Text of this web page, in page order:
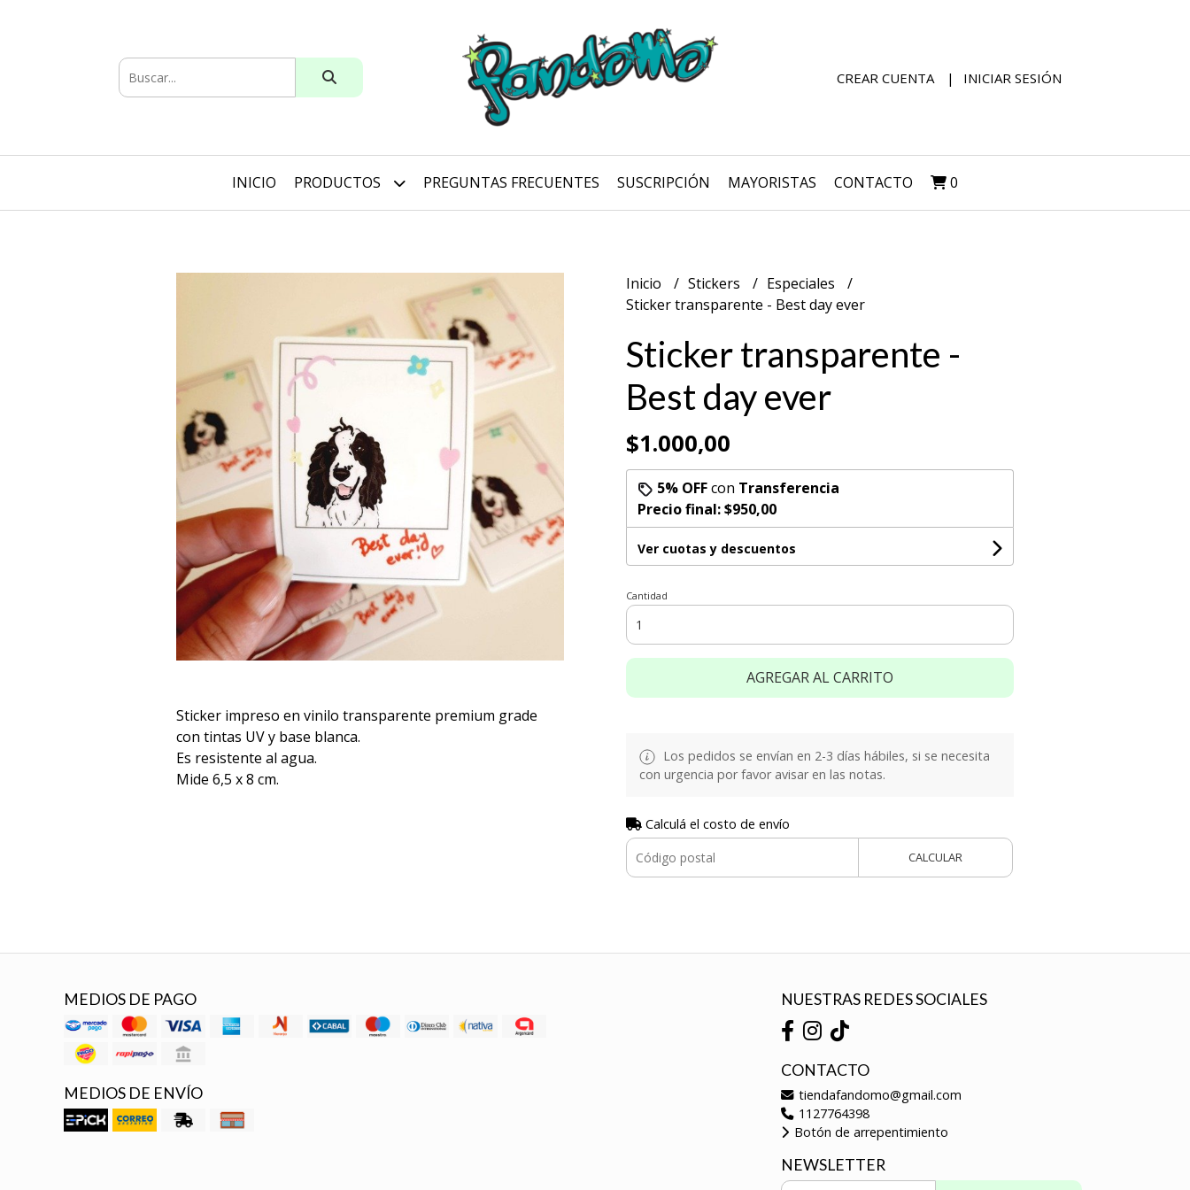
CREAR CUENTA INICIAR SESIÓN
INICIO PRODUCTOS PREGUNTAS FRECUENTES SUSCRIPCIÓN MAYORISTAS CONTACTO 0
Sticker impreso en vinilo transparente premium grade
con tintas UV y base blanca.
Es resistente al agua.
Mide 6,5 x 8 cm.
Inicio Stickers
Especiales
Sticker transparente - Best day ever
Sticker transparente -
Best day ever
$1.000,00
5% OFFcon Transferencia
Precio final:$950,00
Ver cuotas y descuentos
Cantidad
AGREGAR AL CARRITO
Los pedidos se envían en 2-3 días hábiles, si se necesita
con urgencia por favor avisar en las notas.
Calculá el costo de envío
CALCULAR
MEDIOS DE PAGO
MEDIOS DE ENVÍO
NUESTRAS REDES SOCIALES
CONTACTO
tiendafandomo@gmail.com
1127764398
Botón de arrepentimiento
NEWSLETTER